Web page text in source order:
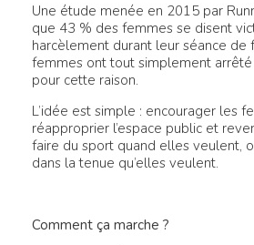
Une étude menée en 2015 par
que 43 % des femmes se disent
harcèlement durant leur séance
femmes ont tout simplement
pour cette raison.
L’idée est simple : encourager les
réapproprier l’espace public et
faire du sport quand elles veulent,
dans la tenue qu’elles veulent.
Comment ça marche ?